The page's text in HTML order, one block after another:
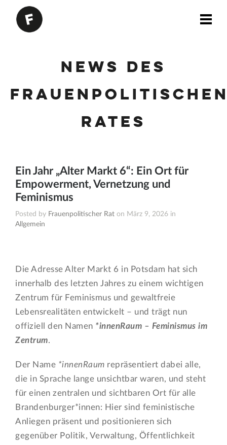
News des
Rates
Ein Jahr „Alter Markt 6“: Ein Ort für
Empowerment, Vernetzung und
Feminismus
Posted by Frauenpolitischer Rat on März 9, 2026 in
Allgemein
Die Adresse Alter Markt 6 in Potsdam hat sich
innerhalb des letzten Jahres zu einem wichtigen
Zentrum für Feminismus und gewaltfreie
Lebensrealitäten entwickelt – und trägt nun
offiziell den Namen *innenRaum – Feminismus im
Zentrum.
Der Name *innenRaum repräsentiert dabei alle,
die in Sprache lange unsichtbar waren, und steht
für einen zentralen und sichtbaren Ort für alle
Brandenburger*innen: Hier sind feministische
Anliegen präsent und positionieren sich
gegenüber Politik, Verwaltung, Öffentlichkeit